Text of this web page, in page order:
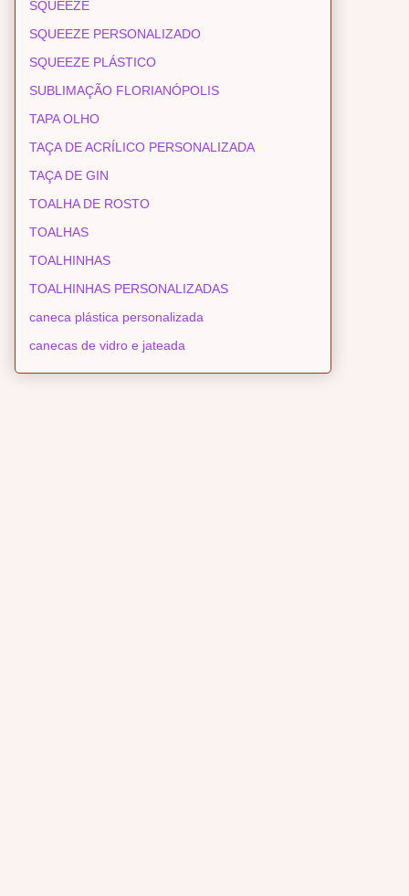
SQUEEZE
SQUEEZE PERSONALIZADO
SQUEEZE PLÁSTICO
SUBLIMAÇÃO FLORIANÓPOLIS
TAPA OLHO
TAÇA DE ACRÍLICO PERSONALIZADA
TAÇA DE GIN
TOALHA DE ROSTO
TOALHAS
TOALHINHAS
TOALHINHAS PERSONALIZADAS
caneca plástica personalizada
canecas de vidro e jateada